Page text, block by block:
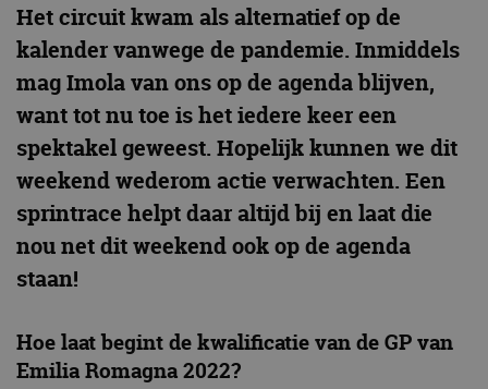
Het circuit kwam als alternatief op de
kalender vanwege de pandemie. Inmiddels
mag Imola van ons op de agenda blijven,
want tot nu toe is het iedere keer een
spektakel geweest. Hopelijk kunnen we dit
weekend wederom actie verwachten. Een
sprintrace helpt daar altijd bij en laat die
nou net dit weekend ook op de agenda
staan!
Hoe laat begint de kwalificatie van de GP van
Emilia Romagna 2022?